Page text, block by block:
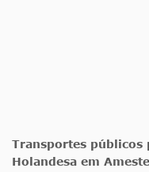
Transportes públicos
Holandesa em